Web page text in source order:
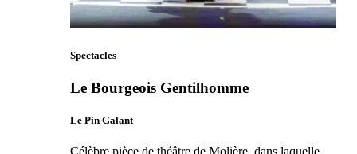
Spectacles
Le Bourgeois Gentilhomme
Le Pin Galant